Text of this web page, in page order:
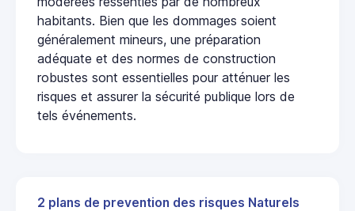
habitants. Bien que les dommages soient
généralement mineurs, une préparation
adéquate et des normes de construction
robustes sont essentielles pour atténuer les
risques et assurer la sécurité publique lors de
tels événements.
2 plans de prevention des risques Naturels